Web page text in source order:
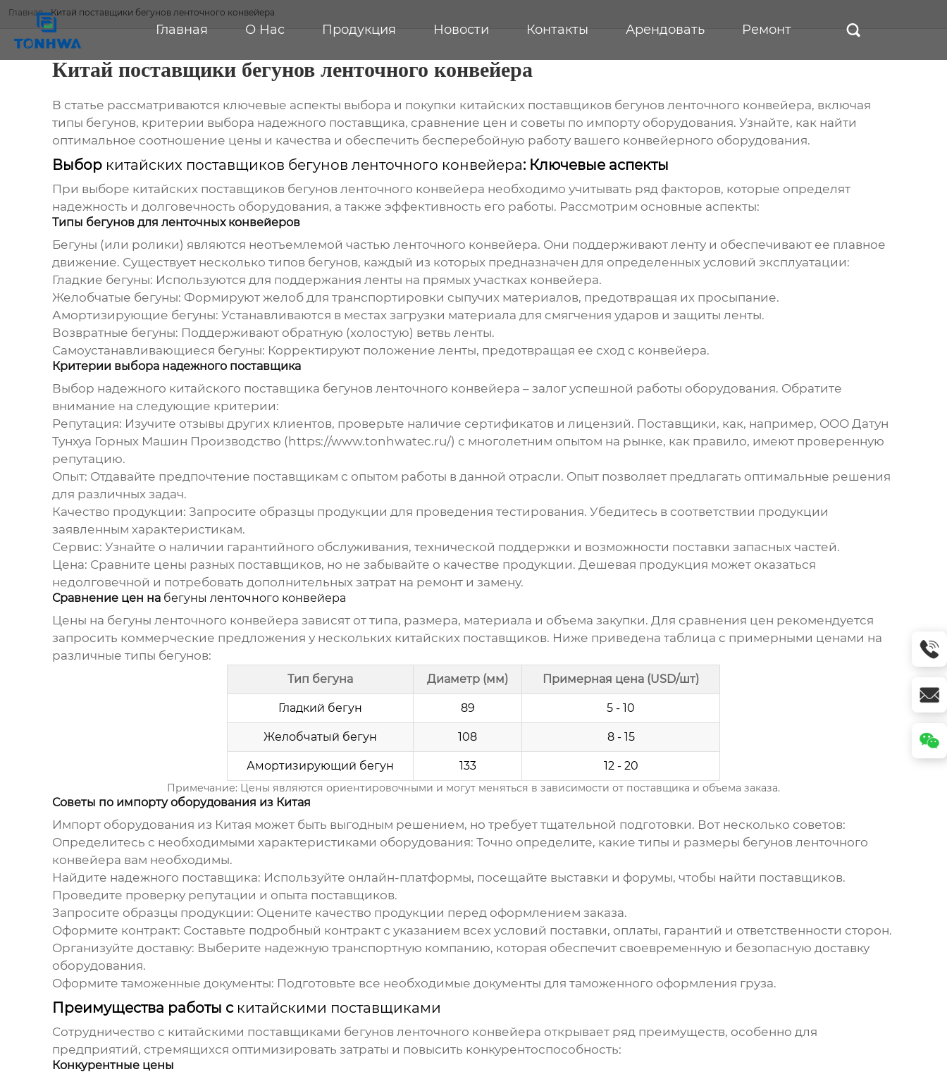
Главная О Нас Продукция Новости Контакты Арендовать Ремонт 
Главная-Китай поставщики бегунов ленточного конвейера
Китай поставщики бегунов ленточного конвейера
В статье рассматриваются ключевые аспекты выбора и покупки китайских поставщиков бегунов ленточного конвейера, включая
типы бегунов, критерии выбора надежного поставщика, сравнение цен и советы по импорту оборудования. Узнайте, как найти
оптимальное соотношение цены и качества и обеспечить бесперебойную работу вашего конвейерного оборудования.
Выбор китайских поставщиков бегунов ленточного конвейера: Ключевые аспекты
При выборе китайских поставщиков бегунов ленточного конвейера необходимо учитывать ряд факторов, которые определят
надежность и долговечность оборудования, а также эффективность его работы. Рассмотрим основные аспекты:
Типы бегунов для ленточных конвейеров
Бегуны (или ролики) являются неотъемлемой частью ленточного конвейера. Они поддерживают ленту и обеспечивают ее плавное
движение. Существует несколько типов бегунов, каждый из которых предназначен для определенных условий эксплуатации:
Гладкие бегуны: Используются для поддержания ленты на прямых участках конвейера.
Желобчатые бегуны: Формируют желоб для транспортировки сыпучих материалов, предотвращая их просыпание.
Амортизирующие бегуны: Устанавливаются в местах загрузки материала для смягчения ударов и защиты ленты.
Возвратные бегуны: Поддерживают обратную (холостую) ветвь ленты.
Самоустанавливающиеся бегуны: Корректируют положение ленты, предотвращая ее сход с конвейера.
Критерии выбора надежного поставщика
Выбор надежного китайского поставщика бегунов ленточного конвейера – залог успешной работы оборудования. Обратите
внимание на следующие критерии:
Репутация: Изучите отзывы других клиентов, проверьте наличие сертификатов и лицензий. Поставщики, как, например, ООО Датун
Тунхуа Горных Машин Производство ( https://www.tonhwatec.ru/) с многолетним опытом на рынке, как правило, имеют проверенную
репутацию.
Опыт: Отдавайте предпочтение поставщикам с опытом работы в данной отрасли. Опыт позволяет предлагать оптимальные решения
для различных задач.
Качество продукции: Запросите образцы продукции для проведения тестирования. Убедитесь в соответствии продукции
заявленным характеристикам.
Сервис: Узнайте о наличии гарантийного обслуживания, технической поддержки и возможности поставки запасных частей.
Цена: Сравните цены разных поставщиков, но не забывайте о качестве продукции. Дешевая продукция может оказаться
недолговечной и потребовать дополнительных затрат на ремонт и замену.
Сравнение цен на бегуны ленточного конвейера
Цены на бегуны ленточного конвейера зависят от типа, размера, материала и объема закупки. Для сравнения цен рекомендуется
запросить коммерческие предложения у нескольких китайских поставщиков. Ниже приведена таблица с примерными ценами на
различные типы бегунов:
Тип бегуна Диаметр (мм) Примерная цена (USD/шт)
Гладкий бегун 89 5 - 10
Желобчатый бегун 108 8 - 15
Амортизирующий бегун 133 12 - 20
Примечание: Цены являются ориентировочными и могут меняться в зависимости от поставщика и объема заказа.
Советы по импорту оборудования из Китая
Импорт оборудования из Китая может быть выгодным решением, но требует тщательной подготовки. Вот несколько советов:
Определитесь с необходимыми характеристиками оборудования: Точно определите, какие типы и размеры бегунов ленточного
конвейера вам необходимы.
Найдите надежного поставщика: Используйте онлайн-платформы, посещайте выставки и форумы, чтобы найти поставщиков.
Проведите проверку репутации и опыта поставщиков.
Запросите образцы продукции: Оцените качество продукции перед оформлением заказа.
Оформите контракт: Составьте подробный контракт с указанием всех условий поставки, оплаты, гарантий и ответственности сторон.
Организуйте доставку: Выберите надежную транспортную компанию, которая обеспечит своевременную и безопасную доставку
оборудования.
Оформите таможенные документы: Подготовьте все необходимые документы для таможенного оформления груза.
Преимущества работы с китайскими поставщиками
Сотрудничество с китайскими поставщиками бегунов ленточного конвейера открывает ряд преимуществ, особенно для
предприятий, стремящихся оптимизировать затраты и повысить конкурентоспособность:
Конкурентные цены